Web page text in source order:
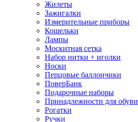
Жилеты
Зажигалки
Измерительные приборы
Кошельки
Лампы
Москитная сетка
Набор нитки + иголки
Носки
Перцовые баллончики
ПоверБанк
Подарочные наборы
Принадлежности для обуви
Рогатки
Ручки